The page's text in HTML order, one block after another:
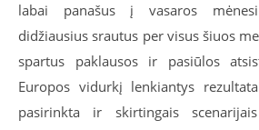
labai panašus į vasaros
didžiausius srautus per visus šiuos
spartus paklausos ir pasiūlos
Europos vidurkį lenkiantys
pasirinkta ir skirtingais